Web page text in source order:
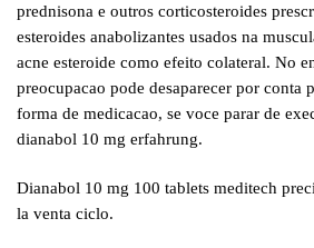
prednisona e outros corticosteroides
esteroides anabolizantes usados na
acne esteroide como efeito colateral. No
preocupacao pode desaparecer por conta
forma de medicacao, se voce parar de
dianabol 10 mg erfahrung.
Dianabol 10 mg 100 tablets meditech
la venta ciclo.